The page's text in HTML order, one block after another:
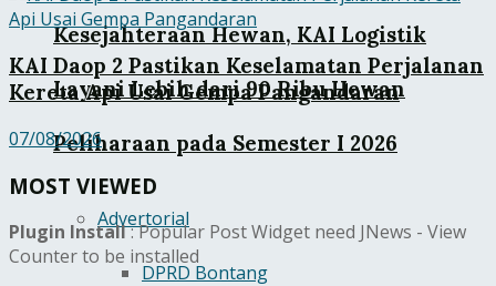
Kesejahteraan Hewan, KAI Logistik
Layani Lebih dari 90 Ribu Hewan
Peliharaan pada Semester I 2026
Advertorial
DPRD Bontang
KAI Daop 2 Pastikan Keselamatan Perjalanan
Kereta Api Usai Gempa Pangandaran
07/08/2026
MOST VIEWED
Plugin Install: Popular Post Widget need JNews - View
Counter to be installed